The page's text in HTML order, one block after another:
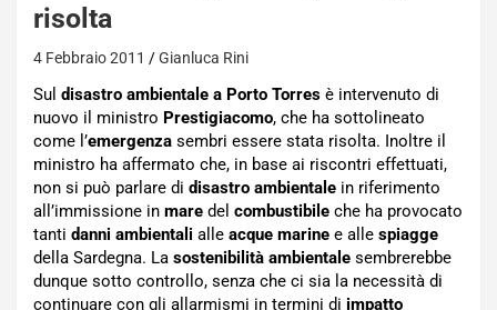
risolta
4 Febbraio 2011 Gianluca Rini
Sul disastro ambientale a Porto Torres è intervenuto di
nuovo il ministro Prestigiacomo, che ha sottolineato
come l’emergenza sembri essere stata risolta. Inoltre il
ministro ha affermato che, in base ai riscontri effettuati,
non si può parlare di disastro ambientale in riferimento
all’immissione in mare del combustibile che ha provocato
tanti danni ambientali alle acque marine e alle spiagge
della Sardegna. La sostenibilità ambientale sembrerebbe
dunque sotto controllo, senza che ci sia la necessità di
continuare con gli allarmismi in termini di impatto